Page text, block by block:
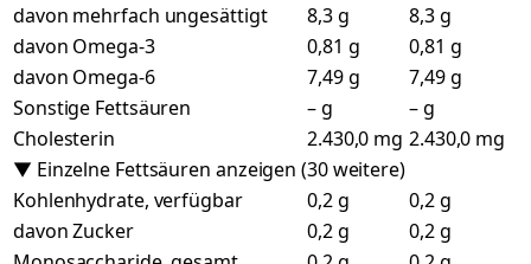
davon mehrfach ungesättigt
8,3 g
8,3 g
davon Omega-3
0,81 g
0,81 g
davon Omega-6
7,49 g
7,49 g
Sonstige Fettsäuren
– g
– g
Cholesterin
2.430,0 mg 2.430,0 mg
▼ Einzelne Fettsäuren anzeigen (30 weitere)
Kohlenhydrate, verfügbar
0,2 g
0,2 g
davon Zucker
0,2 g
0,2 g